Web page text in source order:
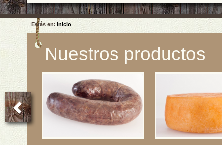
Estás en: Inicio
Nuestros productos